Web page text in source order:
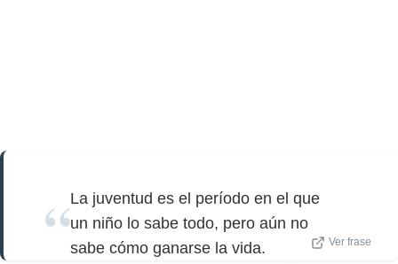
La juventud es el período en el que
un niño lo sabe todo, pero aún no
sabe cómo ganarse la vida.
Ver frase